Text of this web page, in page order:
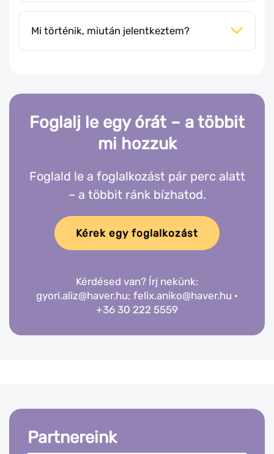
Mi történik, miután jelentkeztem?
Foglalj le egy órát – a többit
mi hozzuk
Foglald le a foglalkozást pár perc alatt
– a többit ránk bízhatod.
Kérek egy foglalkozást
Kérdésed van? Írj nekünk:
gyori.aliz@haver.hu; felix.aniko@haver.hu ·
+36 30 222 5559
Partnereink